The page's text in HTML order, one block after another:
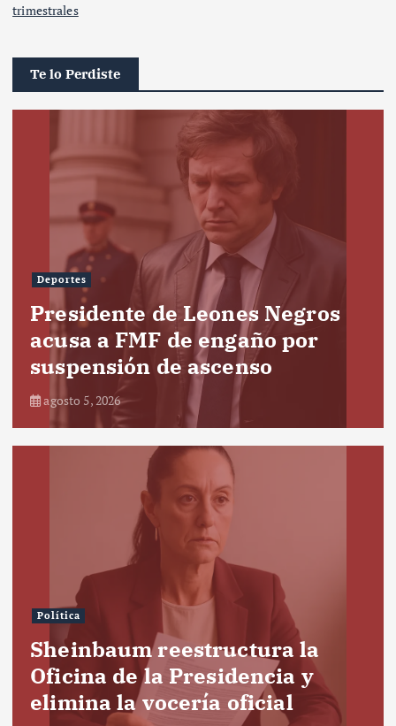
trimestrales
Te lo Perdiste
Deportes
Presidente de Leones Negros
acusa a FMF de engaño por
suspensión de ascenso
agosto 5, 2026
Política
Sheinbaum reestructura la
Oficina de la Presidencia y
elimina la vocería oficial